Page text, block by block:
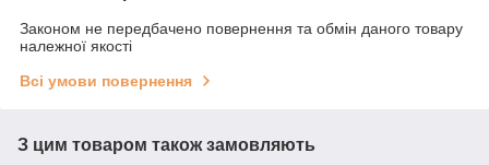
Законом не передбачено повернення та обмін даного товару
належної якості
Всі умови повернення
З цим товаром також замовляють